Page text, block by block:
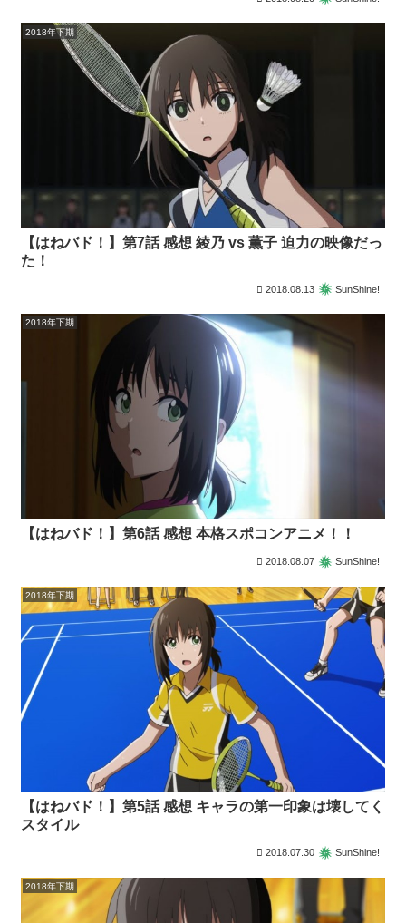
2018年下期
【はねバド！】第7話 感想 綾乃 vs 薫子 迫力の映像だっ
た！
2018.08.13 SunShine!
2018年下期
【はねバド！】第6話 感想 本格スポコンアニメ！！
2018.08.07 SunShine!
2018年下期
【はねバド！】第5話 感想 キャラの第一印象は壊してく
スタイル
2018.07.30 SunShine!
2018年下期